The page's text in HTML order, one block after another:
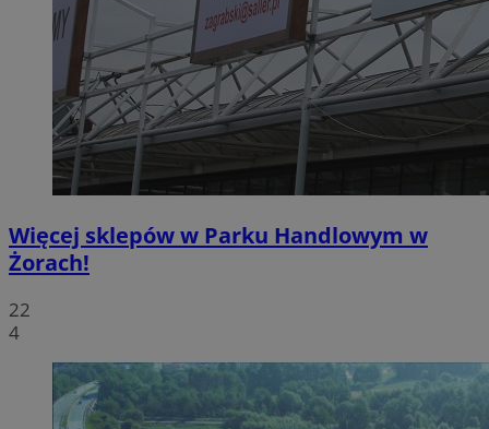
Więcej sklepów w Parku Handlowym w
Żorach!
22
4